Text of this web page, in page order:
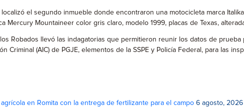
el segundo inmueble donde encontraron una motocicleta marca
Mercury Mountaineer color gris claro, modelo 1999, placas de Texas,
Robados llevó las indagatorias que permitieron reunir los datos de
Criminal (AIC) de PGJE, elementos de la SSPE y Policía Federal, para
en Romita con la entrega de fertilizante para el campo 6 agosto, 2026